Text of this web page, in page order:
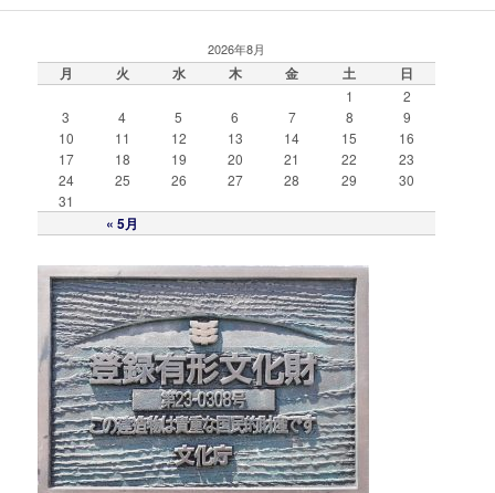
2026年8月
月 火 水 木 金 土 日
« 5月
1
2
3
4 5 6 7 8
9
10
11 12 13 14 15
16
17
18 19 20 21 22
23
24
25 26 27 28 29
30
31